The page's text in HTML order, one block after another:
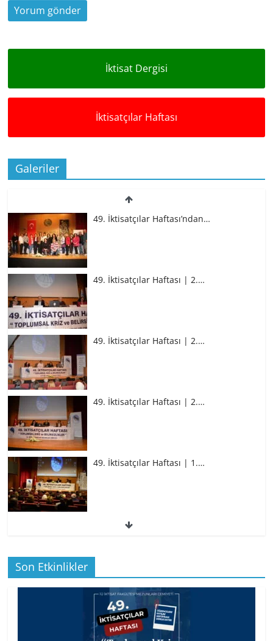
İktisat Dergisi
İktisatçılar Haftası
Galeriler
49. İktisatçılar Haftası’ndan…
49. İktisatçılar Haftası | 2.…
49. İktisatçılar Haftası | 2.…
49. İktisatçılar Haftası | 2.…
49. İktisatçılar Haftası | 1.…
49. İktisatçılar Haftası | 1.…
BİZ İKTİSATLILAR: İÇİMİZDEN BİRİ PROF.
…
Son Etkinlikler